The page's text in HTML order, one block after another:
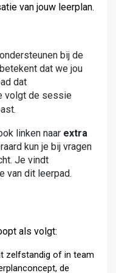
van jouw leerplan.
bij de
dat we jou
dat
volgt de sessie
linken naar extra
kun je bij vragen
Je vindt
van dit leerpad.
als volgt:
zelfstandig of in team
de